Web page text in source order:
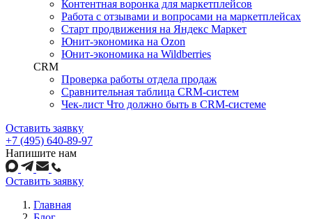
Контентная воронка для маркетплейсов
Работа с отзывами и вопросами на маркетплейсах
Старт продвижения на Яндекс Маркет
Юнит-экономика на Ozon
Юнит-экономика на Wildberries
CRM
Проверка работы отдела продаж
Сравнительная таблица CRM-систем
Чек-лист Что должно быть в CRM-системе
Оставить заявку
+7 (495) 640-89-97
Напишите нам
Оставить заявку
Главная